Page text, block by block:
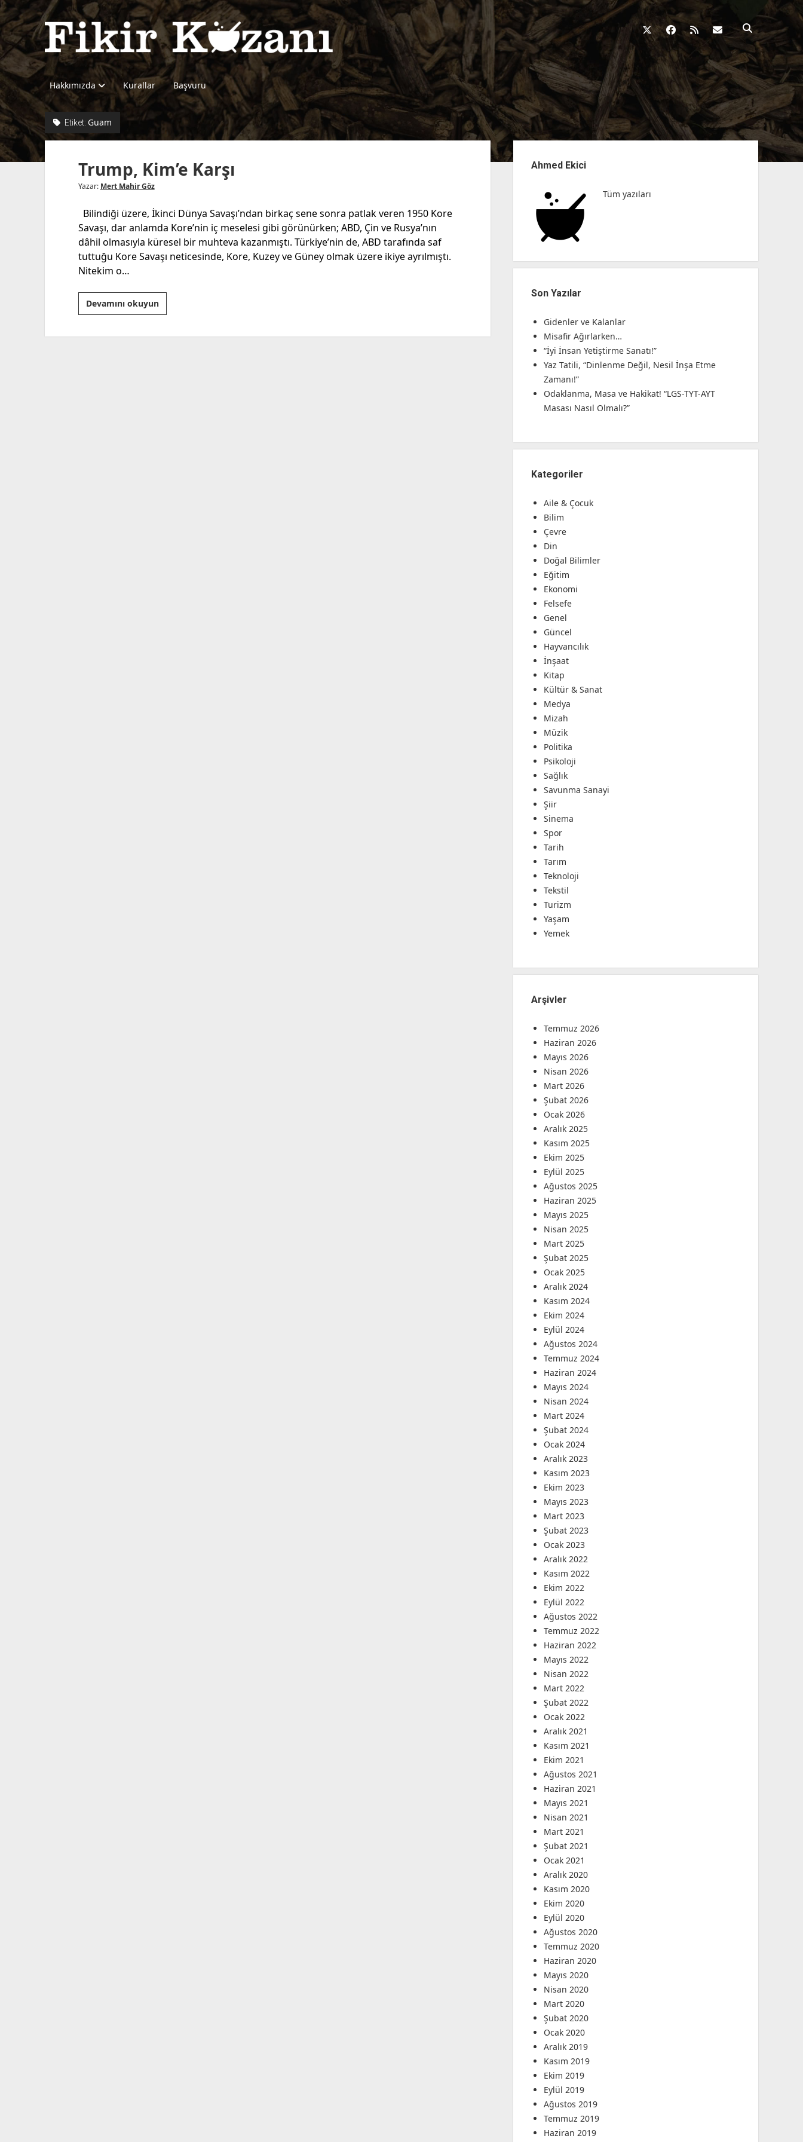
Fikir
Kazanı
twitterfacebook
rss
Hakkımızda Kurallar Başvuru
Etiket: Guam
Trump, Kim’e Karşı
Yazar: Mert Mahir Göz
Bilindiği üzere, İkinci Dünya Savaşı’ndan birkaç sene sonra patlak veren 1950 Kore
Savaşı, dar anlamda Kore’nin iç meselesi gibi görünürken; ABD, Çin ve Rusya’nın
dâhil olmasıyla küresel bir muhteva kazanmıştı. Türkiye’nin de, ABD tarafında saf
tuttuğu Kore Savaşı neticesinde, Kore, Kuzey ve Güney olmak üzere ikiye ayrılmıştı.
Nitekim o…
Devamını okuyunTrump,
Kim’e
MenüAhmed Ekici
Tüm yazıları
Son Yazılar
Gidenler ve Kalanlar
Misafir Ağırlarken…
“İyi İnsan Yetiştirme Sanatı!”
Yaz Tatili, “Dinlenme Değil, Nesil İnşa Etme
Zamanı!”
Odaklanma, Masa ve Hakikat! “LGS-TYT-AYT
Masası Nasıl Olmalı?”
Kategoriler
Aile & Çocuk
Bilim
Çevre
Din
Doğal Bilimler
Eğitim
Ekonomi
Felsefe
Genel
Güncel
Hayvancılık
İnşaat
Kitap
Kültür & Sanat
Medya
Mizah
Müzik
Politika
Psikoloji
Sağlık
Savunma Sanayi
Şiir
Sinema
Spor
Tarih
Tarım
Teknoloji
Tekstil
Turizm
Yaşam
Yemek
Arşivler
Temmuz 2026
Haziran 2026
Mayıs 2026
Nisan 2026
Mart 2026
Şubat 2026
Ocak 2026
Aralık 2025
Kasım 2025
Ekim 2025
Eylül 2025
Ağustos 2025
Haziran 2025
Mayıs 2025
Nisan 2025
Mart 2025
Şubat 2025
Ocak 2025
Aralık 2024
Kasım 2024
Ekim 2024
Eylül 2024
Ağustos 2024
Temmuz 2024
Haziran 2024
Mayıs 2024
Nisan 2024
Mart 2024
Şubat 2024
Ocak 2024
Aralık 2023
Kasım 2023
Ekim 2023
Mayıs 2023
Mart 2023
Şubat 2023
Ocak 2023
Aralık 2022
Kasım 2022
Ekim 2022
Eylül 2022
Ağustos 2022
Temmuz 2022
Haziran 2022
Mayıs 2022
Nisan 2022
Mart 2022
Şubat 2022
Ocak 2022
Aralık 2021
Kasım 2021
Ekim 2021
Ağustos 2021
Haziran 2021
Mayıs 2021
Nisan 2021
Mart 2021
Şubat 2021
Ocak 2021
Aralık 2020
Kasım 2020
Ekim 2020
Eylül 2020
Ağustos 2020
Temmuz 2020
Haziran 2020
Mayıs 2020
Nisan 2020
Mart 2020
Şubat 2020
Ocak 2020
Aralık 2019
Kasım 2019
Ekim 2019
Eylül 2019
Ağustos 2019
Temmuz 2019
Haziran 2019